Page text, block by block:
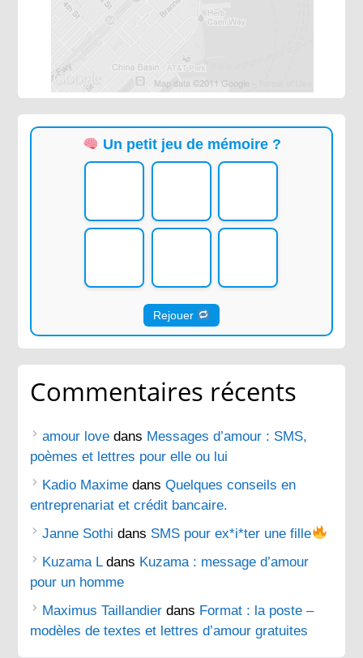
Un petit jeu de mémoire ?
Rejouer
Commentaires récents
amour love dans Messages d’amour : SMS,
poèmes et lettres pour elle ou lui
Kadio Maxime dansQuelques conseils en
entreprenariat et crédit bancaire.
Janne Sothi dans SMS pour ex*i*ter une fille
Kuzama Ldans Kuzama : message d’amour
pour un homme
Maximus Taillandier dans Format : la poste –
modèles de textes et lettres d’amour gratuites